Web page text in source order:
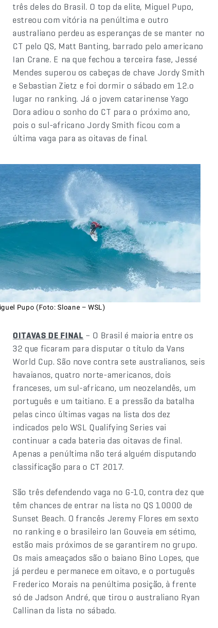
três deles do Brasil. O top da elite, Miguel Pupo,
estreou com vitória na penúltima e outro
australiano perdeu as esperanças de se manter no
CT pelo QS, Matt Banting, barrado pelo americano
Ian Crane. E na que fechou a terceira fase, Jessé
Mendes superou os cabeças de chave Jordy Smith
e Sebastian Zietz e foi dormir o sábado em 12.o
lugar no ranking. Já o jovem catarinense Yago
Dora adiou o sonho do CT para o próximo ano,
pois o sul-africano Jordy Smith ficou com a
última vaga para as oitavas de final.
Pupo (Foto: Sloane – WSL)
OITAVAS DE FINAL – O Brasil é maioria entre os
32 que ficaram para disputar o título da Vans
World Cup. São nove contra sete australianos, seis
havaianos, quatro norte-americanos, dois
franceses, um sul-africano, um neozelandês, um
português e um taitiano. E a pressão da batalha
pelas cinco últimas vagas na lista dos dez
indicados pelo WSL Qualifying Series vai
continuar a cada bateria das oitavas de final.
Apenas a penúltima não terá alguém disputando
classificação para o CT 2017.
São três defendendo vaga no G-10, contra dez que
têm chances de entrar na lista no QS 10000 de
Sunset Beach. O francês Jeremy Flores em sexto
no ranking e o brasileiro Ian Gouveia em sétimo,
estão mais próximos de se garantirem no grupo.
Os mais ameaçados são o baiano Bino Lopes, que
já perdeu e permanece em oitavo, e o português
Frederico Morais na penúltima posição, à frente
só de Jadson André, que tirou o australiano Ryan
Callinan da lista no sábado.